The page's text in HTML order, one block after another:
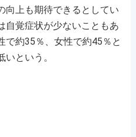
向上も期待できるとしてい
自覚症状が少ないこともあ
で約35％、女性で約45％と
という。